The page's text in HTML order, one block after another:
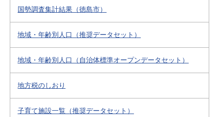
国勢調査集計結果（徳島市）
地域・年齢別人口（推奨データセット）
地域・年齢別人口（自治体標準オープンデータセット）
地方税のしおり
子育て施設一覧（推奨データセット）